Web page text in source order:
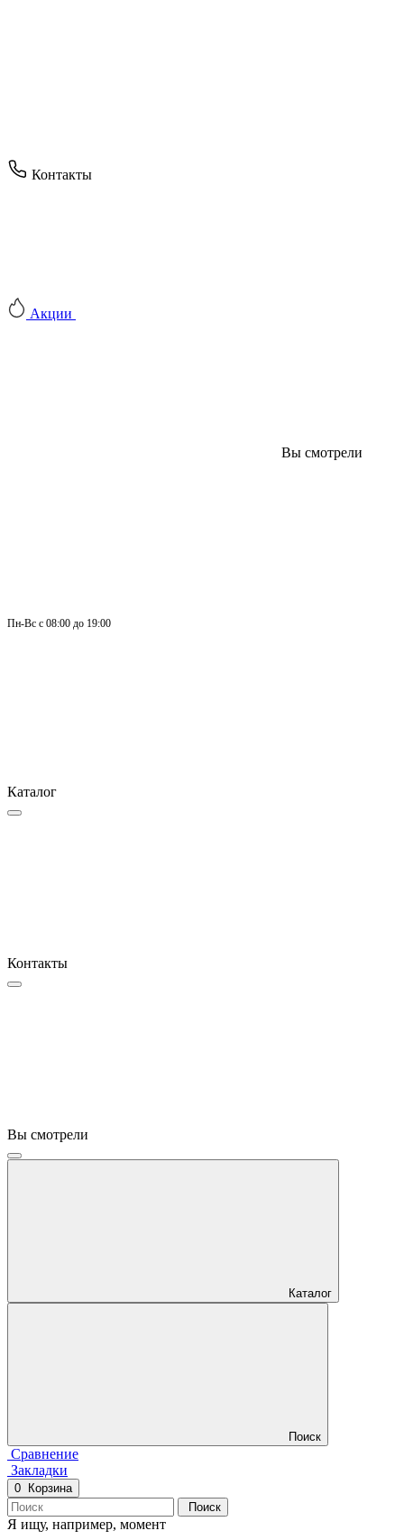
Контакты
Акции
Вы смотрели
Пн-Вс с 08:00 до 19:00
Каталог
Контакты
Вы смотрели
Каталог
Поиск
Сравнение
Закладки
0
Корзина
Поиск
Я ищу, например, момент